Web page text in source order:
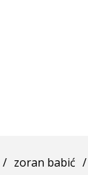
/ zoran babić /